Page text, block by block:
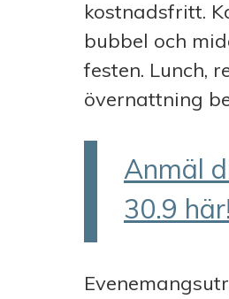
kostnadsfritt.
bubbel och
festen. Lunch,
övernattning
Anmäl
30.9 här!